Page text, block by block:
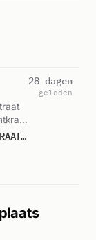
P 1 BON-02 BR WONING PELMOLENSTRAAT ZWOLLE 041650 041097 041631 041630
28 dagen
geleden